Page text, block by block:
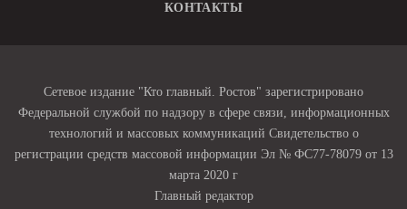
КОНТАКТЫ
Сетевое издание "Кто главный. Ростов" зарегистрировано
Федеральной службой по надзору в сфере связи, информационных
технологий и массовых коммуникаций Свидетельство о
регистрации средств массовой информации Эл № ФС77-78079 от 13
марта 2020 г
Главный редактор